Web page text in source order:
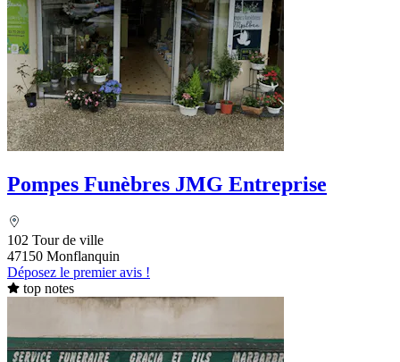
Pompes Funèbres JMG Entreprise
102 Tour de ville
47150 Monflanquin
Déposez le premier avis !
top notes